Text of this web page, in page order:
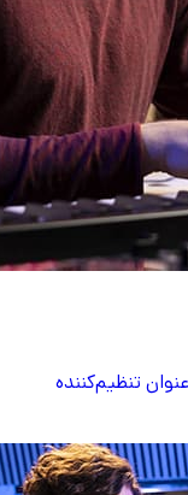
تنظیم‌کننده